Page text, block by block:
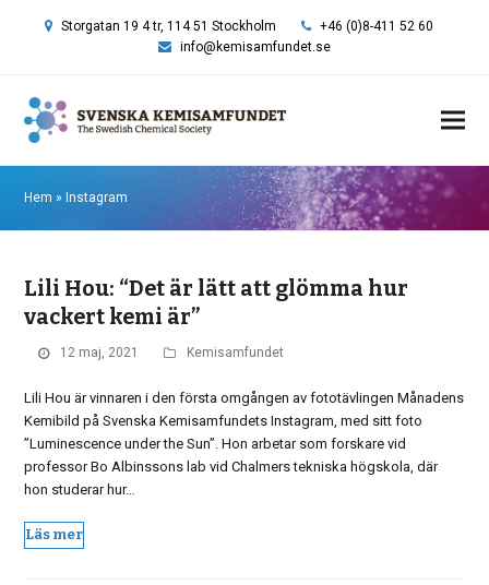
Storgatan 19 4 tr, 114 51 Stockholm
+46 (0)8-411 52 60
info@kemisamfundet.se
Hem » Instagram
Lili Hou: “Det är lätt att glömma hur
vackert kemi är”
12 maj, 2021 Kemisamfundet
Lili Hou är vinnaren i den första omgången av fototävlingen Månadens
Kemibild på Svenska Kemisamfundets Instagram, med sitt foto
”Luminescence under the Sun”. Hon arbetar som forskare vid
professor Bo Albinssons lab vid Chalmers tekniska högskola, där
hon studerar hur…
Läs mer